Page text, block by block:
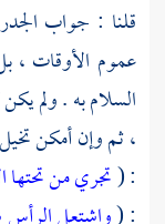
قلنا : جواب
عموم الأوقات ،
السلام به . ولم
، ثم وإن أمكن
: (تجري من تحتها